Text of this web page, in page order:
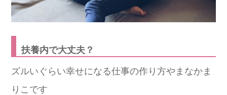
扶養内で大丈夫？
ズルいぐらい幸せになる仕事の作り方やまなかま
りこです